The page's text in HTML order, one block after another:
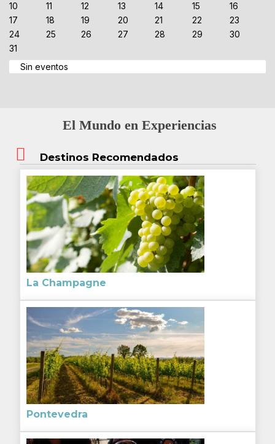
10
11 12 13 14 15
16
17
18 19 20 21 22
23
24
25 26 27 28 29
30
31
Sin eventos
El Mundo en Experiencias
Destinos Recomendados
La Champagne
Pontevedra